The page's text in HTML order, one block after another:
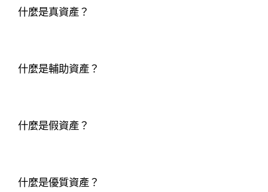
什麼是真資產？
什麼是輔助資產？
什麼是假資產？
什麼是優質資產？